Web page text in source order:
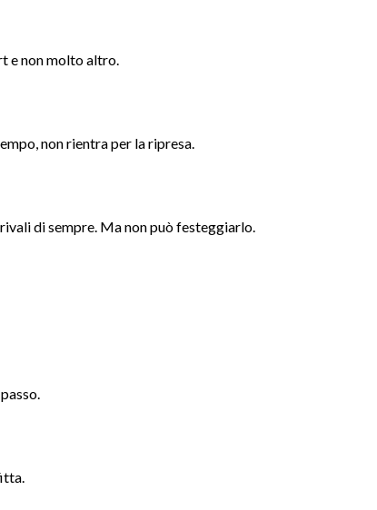
e non molto altro.
non rientra per la ripresa.
di sempre. Ma non può festeggiarlo.